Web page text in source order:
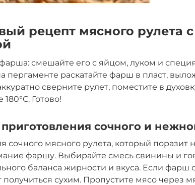
рецепт мясного рулета
смешайте его с яйцом, луком и
пергаменте раскатайте фарш в пласт,
сверните рулет, поместите в
Готово!
сочного и
сочного мясного рулета, который поразит
фаршу. Выбирайте смесь свинины и
баланса жирности и вкуса. Если
получиться сухим. Пропустите мясо через